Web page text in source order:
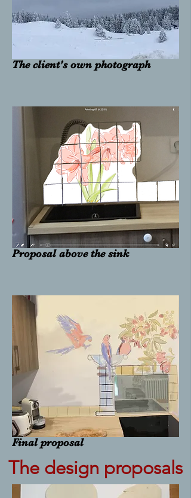
The design proposals
The client's own photograph
Proposal above the sink
Final proposal